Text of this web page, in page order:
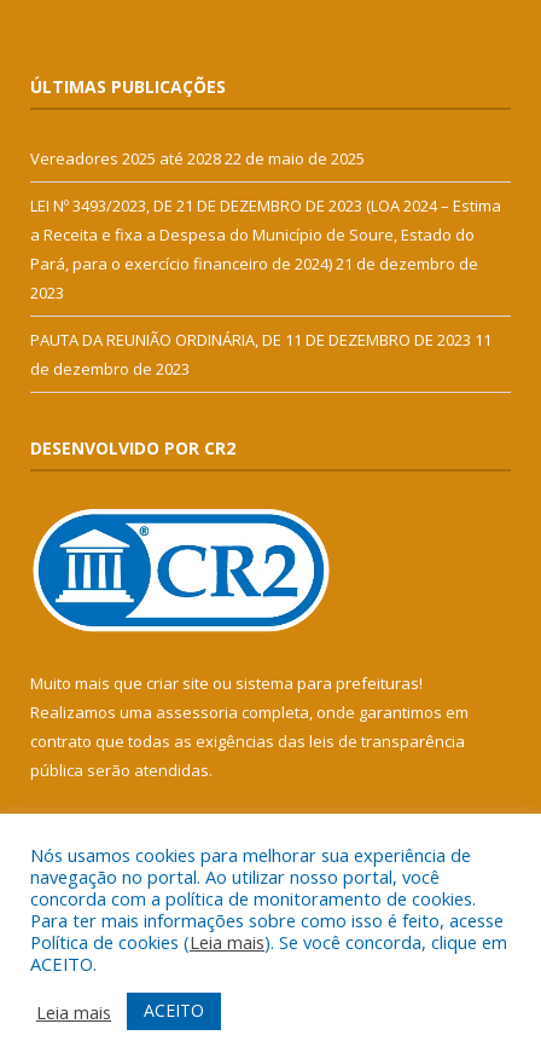
ÚLTIMAS PUBLICAÇÕES
Vereadores 2025 até 202822 de maio de 2025
LEI Nº 3493/2023, DE 21 DE DEZEMBRO DE 2023 (LOA 2024 – Estima
a Receita e fixa a Despesa do Município de Soure, Estado do
Pará, para o exercício financeiro de 2024)21 de dezembro de
2023
PAUTA DA REUNIÃO ORDINÁRIA, DE 11 DE DEZEMBRO DE 2023 11
de dezembro de 2023
DESENVOLVIDO POR CR2
Muito mais que criar site ou sistema para prefeituras!
Realizamos uma assessoria completa, onde garantimos em
contrato que todas as exigências das leis de transparência
pública serão atendidas.
Todos os direitos reservados a Câmara Municipal de Soure.
Mapa do Site
Acessar Área Administrativa
Acessar Webmail
Nós usamos cookies para melhorar sua experiência de
navegação no portal. Ao utilizar nosso portal, você
concorda com a política de monitoramento de cookies.
Para ter mais informações sobre como isso é feito, acesse
Política de cookies (Leia mais). Se você concorda, clique em
ACEITO.
Leia mais
ACEITO